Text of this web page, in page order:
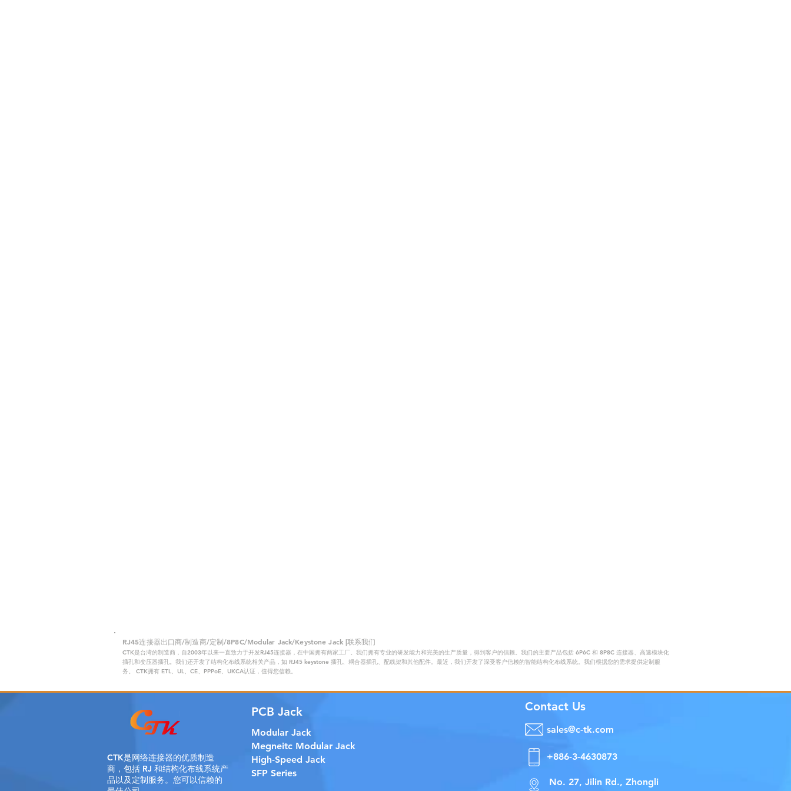
RJ45连接器出口商/制造商/定制/8P8C/Modular Jack/Keystone Jack |联系我们
CTK是台湾的制造商，自2003年以来一直致力于开发RJ45连接器，在中国拥有两家工厂。我们拥有专业的研发能力和完美的生产质量，得到客户的信赖。我们的主要产品包括 6P6C 和 8P8C 连接器、高速模块化
插孔和变压器插孔。我们还开发了结构化布线系统相关产品，如 RJ45 keystone 插孔、耦合器插孔、配线架和其他配件。最近，我们开发了深受客户信赖的智能结构化布线系统。我们根据您的需求提供定制服
务。 CTK拥有 ETL、UL、CE、PPPoE、UKCA认证，值得您信赖。
PCB Jack
Modular Jack
Megneitc Modular Jack
CTK是网络连接器的优质制造
商，包括 RJ 和结构化布线系统产
品以及定制服务。您可以信赖的
High-Speed Jack
SFP Series
Contact Us
sales@c-tk.com
+886-3-4630873
No. 27, Jilin Rd., Zhongli